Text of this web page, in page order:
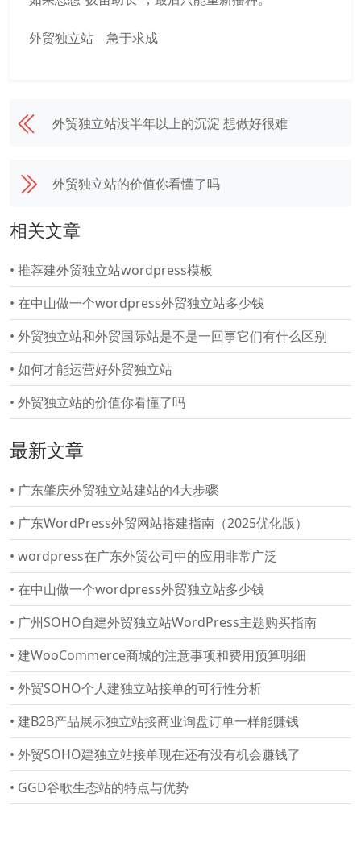
外贸独立站 急于求成
外贸独立站没半年以上的沉淀 想做好很难
外贸独立站的价值你看懂了吗
相关文章
• 推荐建外贸独立站wordpress模板
• 在中山做一个wordpress外贸独立站多少钱
• 外贸独立站和外贸国际站是不是一回事它们有什么区别
• 如何才能运营好外贸独立站
• 外贸独立站的价值你看懂了吗
最新文章
• 广东肇庆外贸独立站建站的4大步骤
• 广东WordPress外贸网站搭建指南（2025优化版）
• wordpress在广东外贸公司中的应用非常广泛
• 在中山做一个wordpress外贸独立站多少钱
• 广州SOHO自建外贸独立站WordPress主题购买指南
• 建WooCommerce商城的注意事项和费用预算明细
• 外贸SOHO个人建独立站接单的可行性分析
• 建B2B产品展示独立站接商业询盘订单一样能赚钱
• 外贸SOHO建独立站接单现在还有没有机会赚钱了
• GGD谷歌生态站的特点与优势